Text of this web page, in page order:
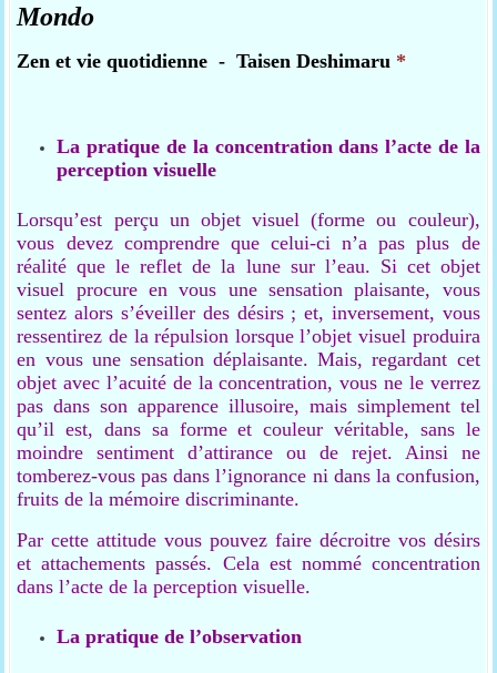
Mondo
Zen et vie quotidienne - Taisen Deshimaru *
La pratique de la concentration dans l’acte de la
perception visuelle
Lorsqu’est perçu un objet visuel (forme ou couleur),
vous devez comprendre que celui-ci n’a pas plus de
réalité que le reflet de la lune sur l’eau. Si cet objet
visuel procure en vous une sensation plaisante, vous
sentez alors s’éveiller des désirs ; et, inversement, vous
ressentirez de la répulsion lorsque l’objet visuel produira
en vous une sensation déplaisante. Mais, regardant cet
objet avec l’acuité de la concentration, vous ne le verrez
pas dans son apparence illusoire, mais simplement tel
qu’il est, dans sa forme et couleur véritable, sans le
moindre sentiment d’attirance ou de rejet. Ainsi ne
tomberez-vous pas dans l’ignorance ni dans la confusion,
fruits de la mémoire discriminante.
Par cette attitude vous pouvez faire décroitre vos désirs
et attachements passés. Cela est nommé concentration
dans l’acte de la perception visuelle.
La pratique de l’observation